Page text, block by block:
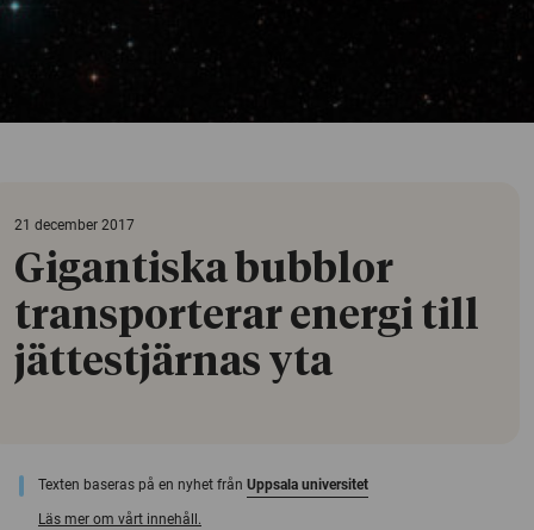
21 december 2017
Gigantiska bubblor
transporterar energi till
jättestjärnas yta
Texten baseras på en nyhet från Uppsala universitet
Läs mer om vårt innehåll.